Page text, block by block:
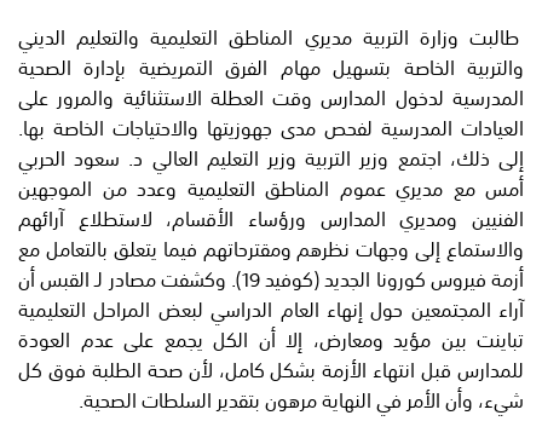
طالبت وزارة التربية مديري المناطق التعليمية والتعليم الديني
والتربية الخاصة بتسهيل مهام الفرق التمريضية بإدارة الصحية
المدرسية لدخول المدارس وقت العطلة الاستثنائية والمرور على
العيادات المدرسية لفحص مدى جهوزيتها والاحتياجات الخاصة بها.
إلى ذلك، اجتمع وزير التربية وزير التعليم العالي د. سعود الحربي
أمس مع مديري عموم المناطق التعليمية وعدد من الموجهين
الفنيين ومديري المدارس ورؤساء الأقسام، لاستطلاع آرائهم
والاستماع إلى وجهات نظرهم ومقترحاتهم فيما يتعلق بالتعامل مع
أزمة فيروس كورونا الجديد (كوفيد 19). وكشفت مصادر لـ القبس أن
آراء المجتمعين حول إنهاء العام الدراسي لبعض المراحل التعليمية
تباينت بين مؤيد ومعارض، إلا أن الكل يجمع على عدم العودة
للمدارس قبل انتهاء الأزمة بشكل كامل، لأن صحة الطلبة فوق كل
شيء، وأن الأمر في النهاية مرهون بتقدير السلطات الصحية.